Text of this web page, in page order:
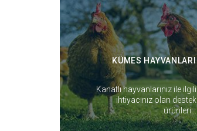
KÜMES HAYVANLARI
Kanatlı hayvanlarınız ile ilgili
ihtiyacınız olan destek
ürünleri...